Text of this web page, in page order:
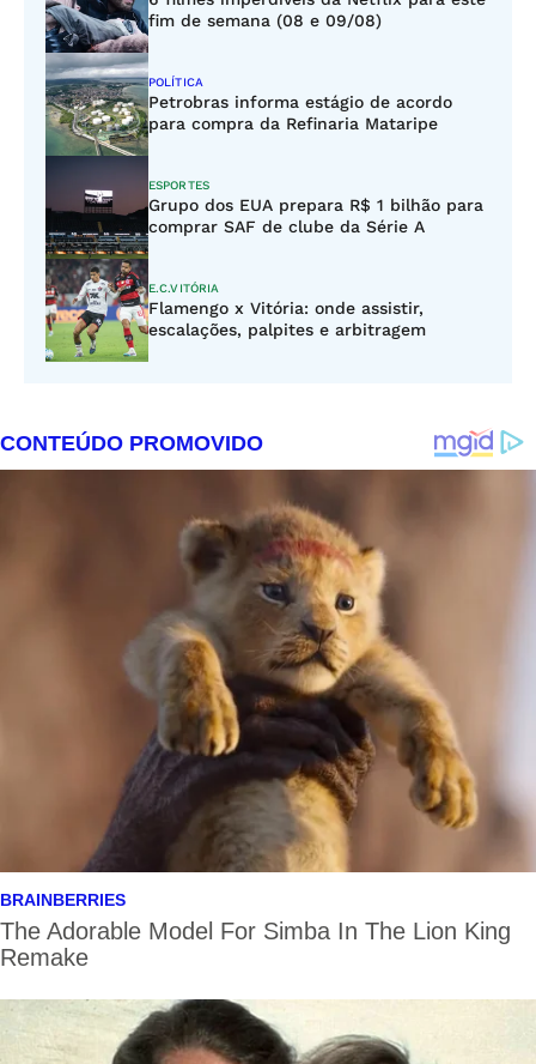
fim de semana (08 e 09/08)
POLÍTICA
Petrobras informa estágio de acordo
para compra da Refinaria Mataripe
ESPORTES
Grupo dos EUA prepara R$ 1 bilhão para
comprar SAF de clube da Série A
E.C.VITÓRIA
Flamengo x Vitória: onde assistir,
escalações, palpites e arbitragem